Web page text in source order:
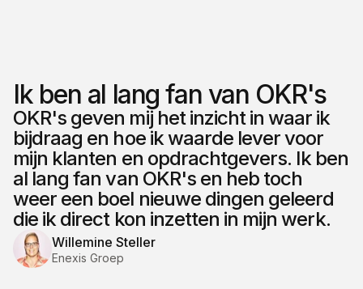
Ik ben al lang fan van OKR's
OKR's geven mij het inzicht in waar ik
bijdraag en hoe ik waarde lever voor
mijn klanten en opdrachtgevers. Ik ben
al lang fan van OKR's en heb toch
weer een boel nieuwe dingen geleerd
die ik direct kon inzetten in mijn werk.
Willemine Steller
Enexis Groep